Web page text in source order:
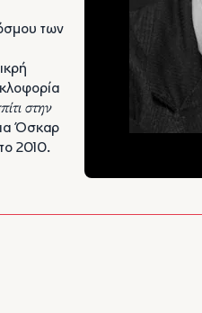
των
στην
Όσκαρ
2010.